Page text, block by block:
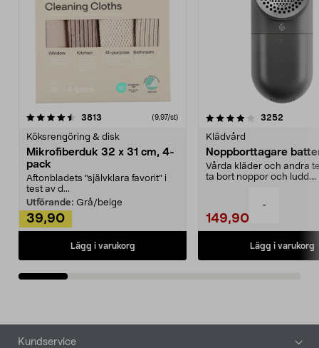
-
3813 (9,97/st)
Köksrengöring & disk
Mikrofiberduk 32 x 31 cm, 4-
pack
Aftonbladets "självklara favorit” i
test av d...
Utförande: Grå/beige
39,90
Lägg i varukorg
4.0av 5 stjärnor 3252
Klädvård
Noppborttagare
Vårda kläder och andra
ta bort noppor och ludd.
149,90
Lägg i varukorg
4.5av 5 stjärnor
Sidfot
Kundservice